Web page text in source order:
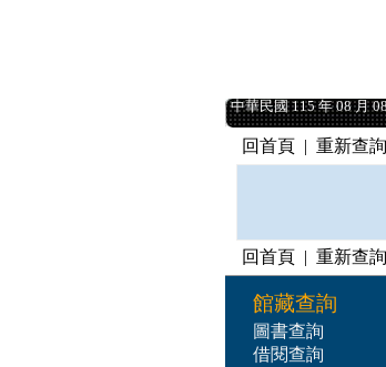
中華民國 115 年 08 月
中華民國 115 年 08 月
回首頁| 重新查詢
回首頁| 重新查詢
館藏查詢
圖書查詢
借閱查詢